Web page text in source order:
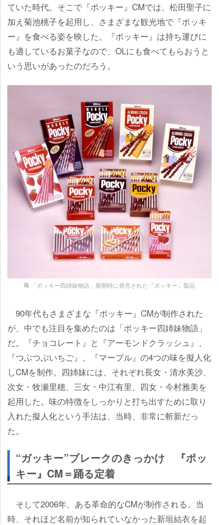
ていた時代。そこで『ポッキー』CMでは、松田聖子に
加え菊池桃子を起用し、さまざまな観光地で『ポッキ
ー』を食べる姿を映した。『ポッキー』は持ち運びに
も適しているお菓子なので、OLにも食べてもらおうと
いう思いがあったのだろう。
「ポッキー四姉妹物語」展開時に発売された『ポッキー』製品
90年代もさまざまな『ポッキー』CMが制作された
が、中でも注目を集めたのは「ポッキー四姉妹物語」
だ。『チョコレート』と『アーモンドクラッシュ』、
『つぶつぶいちご』、『マーブル』の4つの味を擬人化
しCMを制作。四姉妹には、それぞれ長女・清水美沙、
次女・牧瀬里穂、三女・中江有里、四女・今村雅美を
起用した。味の特徴をしっかりと打ち出すために取り
入れた擬人化という手法は、当時、非常に斬新だっ
た。
“ガッキー”ブレークのきっかけ 『ポッ
キー』CM＝踊る定着
そして2006年、ある革命的なCMが制作される。当
時、それほど名前が知られていなかった新垣結衣を起